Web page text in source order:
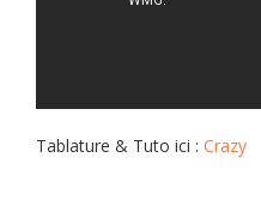
Tablature & Tuto ici : Crazy